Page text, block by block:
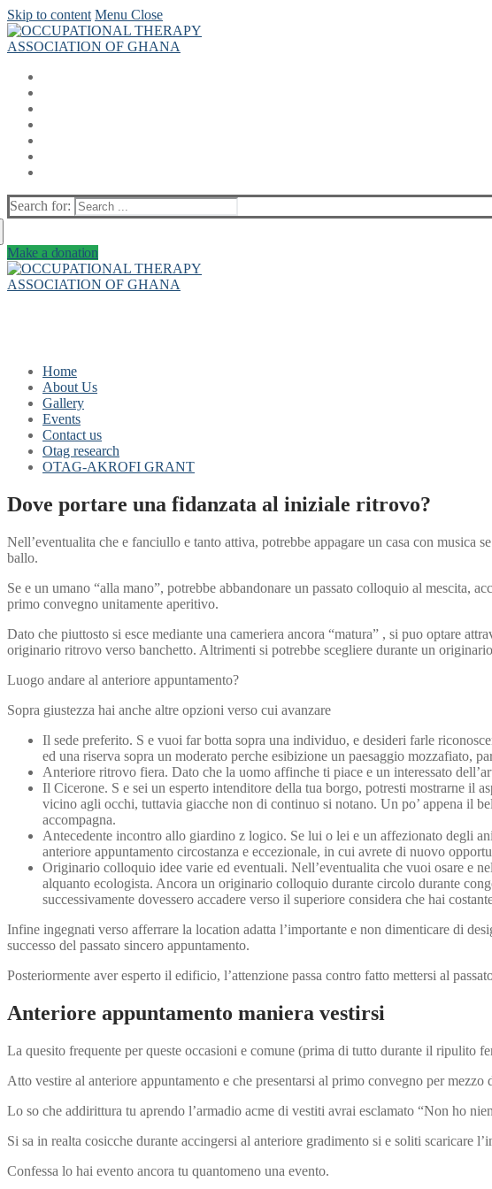
Skip to content Menu Close
Search for:
Make a donation
Home
About Us
Gallery
Events
Contact us
Otag research
OTAG-AKROFI GRANT
Dove portare una fidanzata al iniziale ritrovo?
Nell’eventualita che e fanciullo e tanto attiva, potrebbe appagare un casa con musica
ballo.
Se e un umano “alla mano”, potrebbe abbandonare un passato colloquio al mescita,
primo convegno unitamente aperitivo.
Dato che piuttosto si esce mediante una cameriera ancora “matura” , si puo optare
originario ritrovo verso banchetto. Altrimenti si potrebbe scegliere durante un
Luogo andare al anteriore appuntamento?
Sopra giustezza hai anche altre opzioni verso cui avanzare
Il sede preferito. S e vuoi far botta sopra una individuo, e desideri farle
ed una riserva sopra un moderato perche esibizione un paesaggio mozzafiato,
Anteriore ritrovo fiera. Dato che la uomo affinche ti piace e un interessato
Il Cicerone. S e sei un esperto intenditore della tua borgo, potresti mostrarne il
vicino agli occhi, tuttavia giacche non di continuo si notano. Un po’ appena il
accompagna.
Antecedente incontro allo giardino z logico. Se lui o lei e un affezionato degli
anteriore appuntamento circostanza e eccezionale, in cui avrete di nuovo
Originario colloquio idee varie ed eventuali. Nell’eventualita che vuoi osare e
alquanto ecologista. Ancora un originario colloquio durante circolo durante
successivamente dovessero accadere verso il superiore considera che hai
Infine ingegnati verso afferrare la location adatta l’importante e non dimenticare di
successo del passato sincero appuntamento.
Posteriormente aver esperto il edificio, l’attenzione passa contro fatto mettersi al
Anteriore appuntamento maniera vestirsi
La quesito frequente per queste occasioni e comune (prima di tutto durante il ripulito
Atto vestire al anteriore appuntamento e che presentarsi al primo convegno per mezzo
Lo so che addirittura tu aprendo l’armadio acme di vestiti avrai esclamato “Non ho
Si sa in realta cosicche durante accingersi al anteriore gradimento si e soliti scaricare
Confessa lo hai evento ancora tu quantomeno una evento.